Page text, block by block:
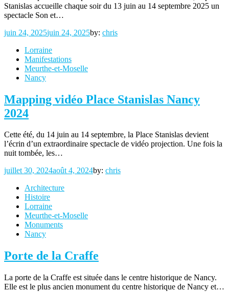
Stanislas accueille chaque soir du 13 juin au 14 septembre 2025 un
spectacle Son et…
Posted
juin 24, 2025juin 24, 2025by: chris
Lorraine
Manifestations
Meurthe-et-Moselle
Nancy
Mapping vidéo Place Stanislas Nancy
2024
Cette été, du 14 juin au 14 septembre, la Place Stanislas devient
l’écrin d’un extraordinaire spectacle de vidéo projection. Une fois la
nuit tombée, les…
Posted
juillet 30, 2024août 4, 2024by: chris
Architecture
Histoire
Lorraine
Meurthe-et-Moselle
Monuments
Nancy
Porte de la Craffe
La porte de la Craffe est située dans le centre historique de Nancy.
Elle est le plus ancien monument du centre historique de Nancy et…